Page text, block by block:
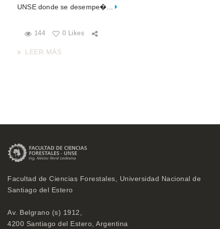
UNSE donde se desempe�...
144 0 Likes
LEER MÁS
Facultad de Ciencias Forestales, Universidad Nacional de
Santiago del Estero
Av. Belgrano (s) 1912,
4200 Santiago del Estero, Argentina